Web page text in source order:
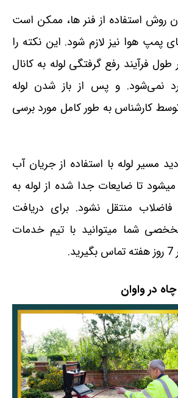
روش استفاده از فنر ها، ممکن است
پمپ هوا نیز لازم شود. این نکته را
طول فرآیند رفع گرفتگی لوله به کانال
نمی‌شود. و پس از باز شدن لوله
کارشناس به طور کامل مورد برسی
مسیر لوله با استفاده از جریان آب
تا ضایعات جدا شده از لوله به
منتقل نشود. برای دریافت
شما میتوانید با تیم خدمات
در واوان